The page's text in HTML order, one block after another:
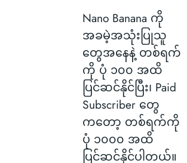
Nano Banana ကို
အခမဲ့အသုံးပြုသူ
တွေအနေနဲ့ တစ်ရက်
ကို ပုံ ၁၀၀ အထိ
ပြင်ဆင်နိုင်ပြီး၊ Paid
Subscriber တွေ
ကတော့ တစ်ရက်ကို
ပုံ ၁၀၀၀ အထိ
ပြင်ဆင်နိုင်ပါတယ်။